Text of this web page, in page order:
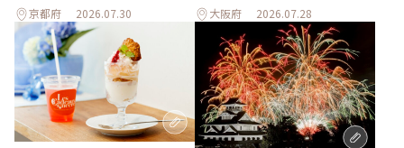
京都府 2026.07.30 大阪府 2026.07.28